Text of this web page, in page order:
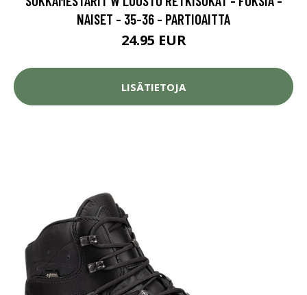
NAISET - 35-36 - PARTIOAITTA
24.95 EUR
LISÄTIETOJA